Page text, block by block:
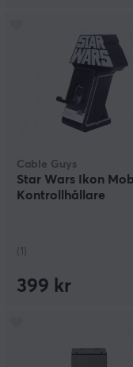
Cable Guys
Star Wars Ikon
Kontrollhållare
(1)
399 kr